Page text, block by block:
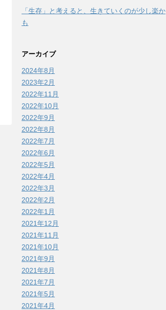
「生存」と考えると、生きていくのが少し楽か
も
アーカイブ
2024年8月
2023年2月
2022年11月
2022年10月
2022年9月
2022年8月
2022年7月
2022年6月
2022年5月
2022年4月
2022年3月
2022年2月
2022年1月
2021年12月
2021年11月
2021年10月
2021年9月
2021年8月
2021年7月
2021年5月
2021年4月